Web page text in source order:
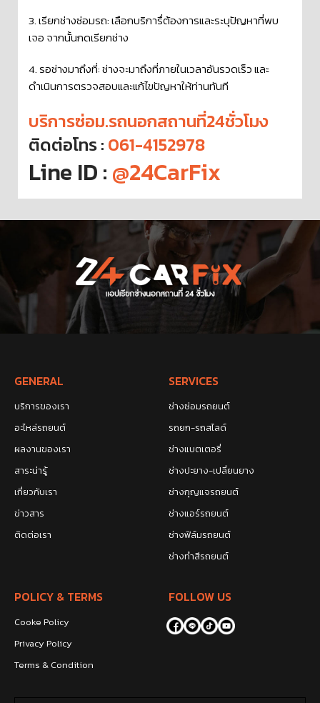
3. เรียกช่างซ่อมรถ: เลือกบริการื่ต้องการและระบุปัญหาที่พบ
เจอ จากนั้นกดเรียกช่าง
4. รอช่างมาถึงที่: ช่างจะมาถึงที่ภายในเวลาอันรวดเร็ว และ
ดำเนินการตรวจสอบและแก้ไขปัญหาให้ท่านทันที
บริการซ่อม.รถนอกสถานที่24ชั่วโมง
ติดต่อโทร : 061-4152978
Line ID :@24CarFix
GENERAL
บริการของเรา
อะไหล่รถยนต์
ผลงานของเรา
สาระน่ารู้
เกี่ยวกับเรา
ข่าวสาร
ติดต่อเรา
SERVICES
ช่างซ่อมรถยนต์
รถยก-รถสไลด์
ช่างแบตเตอรี่
ช่างปะยาง-เปลี่ยนยาง
ช่างกุญแจรถยนต์
ช่างแอร์รถยนต์
ช่างฟิล์มรถยนต์
ช่างทำสีรถยนต์
POLICY & TERMS
Cooke Policy
Privacy Policy
Terms & Condition
FOLLOW US